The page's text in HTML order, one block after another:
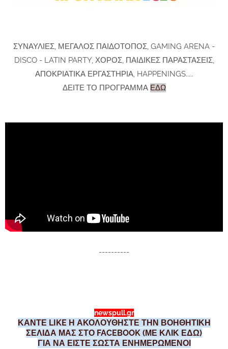
ΣΥΝΑΥΛΙΕΣ, ΜΕΓΑΛΟΣ ΠΑΙΔΟΤΟΠΟΣ, GAMING ARENA -
DISCO - LATIN PARTY, ΧΟΡΟΣ, ΠΑΙΔΙΚΕΣ ΠΑΡΑΣΤΑΣΕΙΣ,
ΑΠΟΚΡΙΑΤΙΚΑ ΕΡΓΑΣΤΗΡΙΑ, HAPPENINGS.....
ΔΕΙΤΕ ΤΟ ΠΡΟΓΡΑΜΜΑ ΕΔΩ
----------
newspull.gr
ΚΑΝΤΕ LIKE Η ΑΚΟΛΟΥΘΗΣΤΕ ΤΗΝ ΒΟΗΘΗΤΙΚΗ
ΣΕΛΙΔΑ ΜΑΣ ΣΤΟ FACEBOOK (ΜΕ ΚΛΙΚ ΕΔΩ)
ΓΙΑ ΝΑ ΕΙΣΤΕ ΣΩΣΤΑ ΕΝΗΜΕΡΩΜΕΝΟΙ